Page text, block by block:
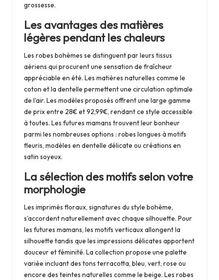
grossesse.
Les avantages des matières
légères pendant les chaleurs
Les robes bohèmes se distinguent par leurs tissus
aériens qui procurent une sensation de fraîcheur
appréciable en été. Les matières naturelles comme le
coton et la dentelle permettent une circulation optimale
de l'air. Les modèles proposés offrent une large gamme
de prix entre 28€ et 92,99€, rendant ce style accessible
à toutes. Les futures mamans trouvent leur bonheur
parmi les nombreuses options : robes longues à motifs
fleuris, modèles en dentelle délicate ou créations en
satin soyeux.
La sélection des motifs selon votre
morphologie
Les imprimés floraux, signatures du style bohème,
s'accordent naturellement avec chaque silhouette. Pour
les futures mamans, les motifs verticaux allongent la
silhouette tandis que les impressions délicates apportent
douceur et féminité. La collection propose une palette
variée incluant des tons terracotta, bleu, vert, rose ou
encore des teintes naturelles comme le beige. Les robes